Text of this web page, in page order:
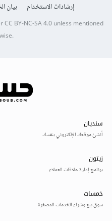
إرشادات الاستخدام
بيان
CC BY-NC-SA 4.0unless mentioned